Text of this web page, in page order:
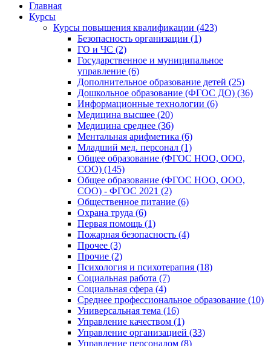
Главная
Курсы
Курсы повышения квалификации (423)
Безопасность организации (1)
ГО и ЧС (2)
Государственное и муниципальное
управление (6)
Дополнительное образование детей (25)
Дошкольное образование (ФГОС ДО) (36)
Информационные технологии (6)
Медицина высшее (20)
Медицина среднее (36)
Ментальная арифметика (6)
Младший мед. персонал (1)
Общее образование (ФГОС НОО, ООО,
СОО) (145)
Общее образование (ФГОС НОО, ООО,
СОО) - ФГОС 2021 (2)
Общественное питание (6)
Охрана труда (6)
Первая помощь (1)
Пожарная безопасность (4)
Прочее (3)
Прочие (2)
Психология и психотерапия (18)
Социальная работа (7)
Социальная сфера (4)
Среднее профессиональное образование (10)
Универсальная тема (16)
Управление качеством (1)
Управление организацией (33)
Управление персоналом (8)